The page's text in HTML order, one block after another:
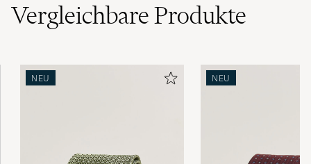
VergleichbareProdukte
NEU NEU